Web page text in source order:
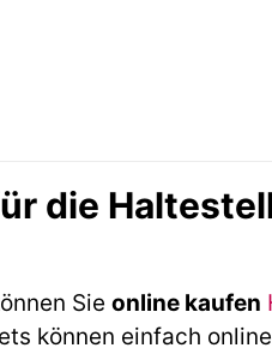
die
Sie online kaufen
können einfach